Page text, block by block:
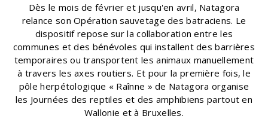
Dès le mois de février et jusqu'en avril, Natagora
relance son Opération sauvetage des batraciens. Le
dispositif repose sur la collaboration entre les
communes et des bénévoles qui installent des barrières
temporaires ou transportent les animaux manuellement
à travers les axes routiers. Et pour la première fois, le
pôle herpétologique « Raînne » de Natagora organise
les Journées des reptiles et des amphibiens partout en
Wallonie et à Bruxelles.